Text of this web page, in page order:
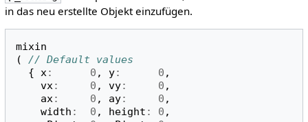
in das neu erstellte Objekt einzufügen.
mixin
(
// Default values
{
x : 0 , y: 0 ,
vx : 0 , vy: 0 ,
ax : 0 , ay: 0 ,
width : 0 , height : 0 ,